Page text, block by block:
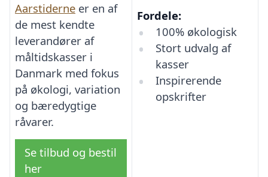
Aarstiderne er en af
de mest kendte
leverandører af
måltidskasser i
Danmark med fokus
på økologi, variation
og bæredygtige
råvarer.
Se tilbud og bestil
her
Fordele:
100% økologisk
Stort udvalg af
kasser
Inspirerende
opskrifter